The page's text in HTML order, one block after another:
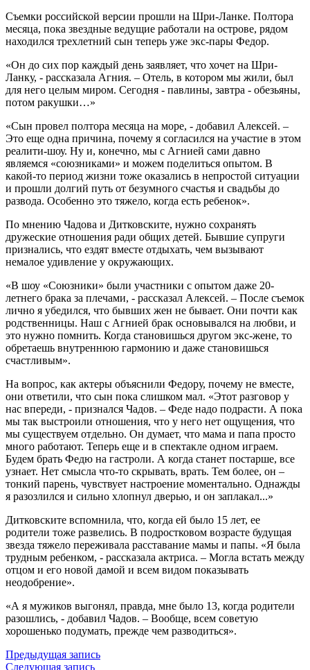
Съемки российской версии прошли на Шри-Ланке. Полтора
месяца, пока звездные ведущие работали на острове, рядом
находился трехлетний сын теперь уже экс-пары Федор.
«Он до сих пор каждый день заявляет, что хочет на Шри-
Ланку, - рассказала Агния. – Отель, в котором мы жили, был
для него целым миром. Сегодня - павлины, завтра - обезьяны,
потом ракушки…»
«Сын провел полтора месяца на море, - добавил Алексей. –
Это еще одна причина, почему я согласился на участие в этом
реалити-шоу. Ну и, конечно, мы с Агнией сами давно
являемся «союзниками» и можем поделиться опытом. В
какой-то период жизни тоже оказались в непростой ситуации
и прошли долгий путь от безумного счастья и свадьбы до
развода. Особенно это тяжело, когда есть ребенок».
По мнению Чадова и Дитковските, нужно сохранять
дружеские отношения ради общих детей. Бывшие супруги
признались, что ездят вместе отдыхать, чем вызывают
немалое удивление у окружающих.
«В шоу «Союзники» были участники с опытом даже 20-
летнего брака за плечами, - рассказал Алексей. – После съемок
лично я убедился, что бывших жен не бывает. Они почти как
родственницы. Наш с Агнией брак основывался на любви, и
это нужно помнить. Когда становишься другом экс-жене, то
обретаешь внутреннюю гармонию и даже становишься
счастливым».
На вопрос, как актеры объяснили Федору, почему не вместе,
они ответили, что сын пока слишком мал. «Этот разговор у
нас впереди, - признался Чадов. – Феде надо подрасти. А пока
мы так выстроили отношения, что у него нет ощущения, что
мы существуем отдельно. Он думает, что мама и папа просто
много работают. Теперь еще и в спектакле одном играем.
Будем брать Федю на гастроли. А когда станет постарше, все
узнает. Нет смысла что-то скрывать, врать. Тем более, он –
тонкий парень, чувствует настроение моментально. Однажды
я разозлился и сильно хлопнул дверью, и он заплакал...»
Дитковските вспомнила, что, когда ей было 15 лет, ее
родители тоже развелись. В подростковом возрасте будущая
звезда тяжело переживала расставание мамы и папы. «Я была
трудным ребенком, - рассказала актриса. – Могла встать между
отцом и его новой дамой и всем видом показывать
неодобрение».
«А я мужиков выгонял, правда, мне было 13, когда родители
разошлись, - добавил Чадов. – Вообще, всем советую
хорошенько подумать, прежде чем разводиться».
Предыдущая запись
Следующая запись